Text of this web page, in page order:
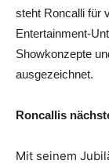
steht Roncalli für
Entertainment-
Showkonzepte
ausgezeichnet.
Roncallis
Mit seinem